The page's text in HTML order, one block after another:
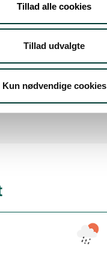
Tillad alle cookies
Tillad udvalgte
Kun nødvendige cookies